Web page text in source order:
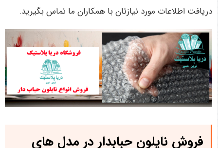
دریافت اطلاعات مورد نیازتان با همکاران ما تماس بگیرید.
فروش نایلون حبابدار در مدل‌ های